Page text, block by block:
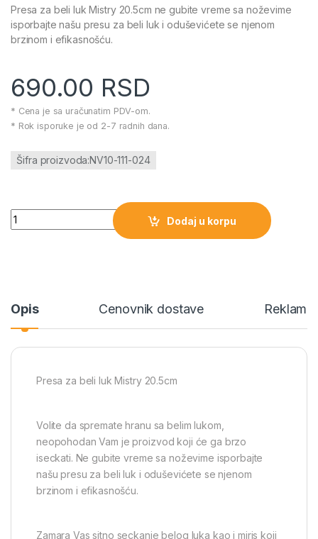
Presa za beli luk Mistry 20.5cm ne gubite vreme sa noževime
isporbajte našu presu za beli luk i oduševićete se njenom
brzinom i efikasnošću.
690.00 RSD
* Cena je sa uračunatim PDV-om.
* Rok isporuke je od 2-7 radnih dana.
Šifra proizvoda:NV10-111-024
Presa za beli luk Mistry 20.5cm količina
Dodaj u korpu
Opis Cenovnik dostave
Presa za beli luk Mistry 20.5cm
Volite da spremate hranu sa belim lukom,
neopohodan Vam je proizvod koji će ga brzo
iseckati. Ne gubite vreme sa noževime isporbajte
našu presu za beli luk i oduševićete se njenom
brzinom i efikasnošću.
Zamara Vas sitno seckanje belog luka kao i miris koji